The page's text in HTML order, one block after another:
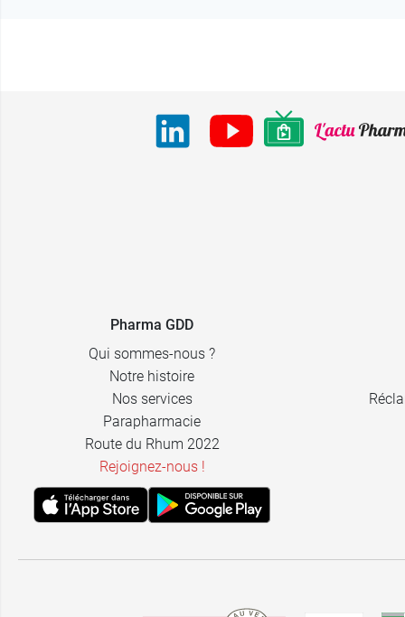
Pharma GDD
Qui sommes-nous ?
Notre histoire
Nos services
Parapharmacie
Route du Rhum 2022
Rejoignez-nous !